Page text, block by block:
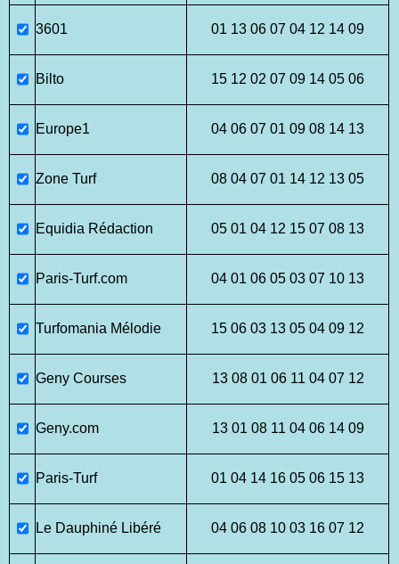
3601 01 13 06 07 04 12 14 09
Bilto 15 12 02 07 09 14 05 06
Europe1 04 06 07 01 09 08 14 13
Zone Turf 08 04 07 01 14 12 13 05
Equidia Rédaction 05 01 04 12 15 07 08 13
Paris-Turf.com 04 01 06 05 03 07 10 13
Turfomania Mélodie 15 06 03 13 05 04 09 12
Geny Courses 13 08 01 06 11 04 07 12
Geny.com 13 01 08 11 04 06 14 09
Paris-Turf 01 04 14 16 05 06 15 13
Le Dauphiné Libéré 04 06 08 10 03 16 07 12